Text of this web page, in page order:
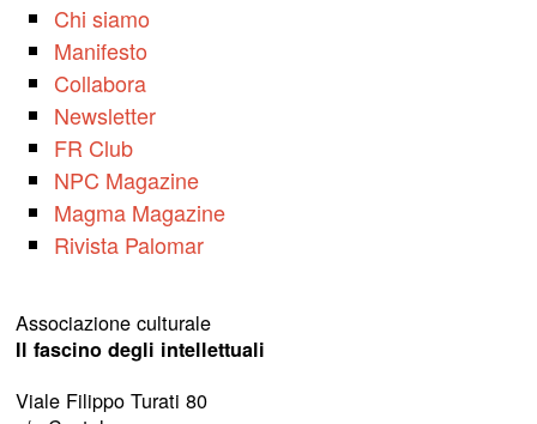
Chi siamo
Manifesto
Collabora
Newsletter
FR Club
NPC Magazine
Magma Magazine
Rivista Palomar
Associazione culturale
Il fascino degli intellettuali
Viale Filippo Turati 80